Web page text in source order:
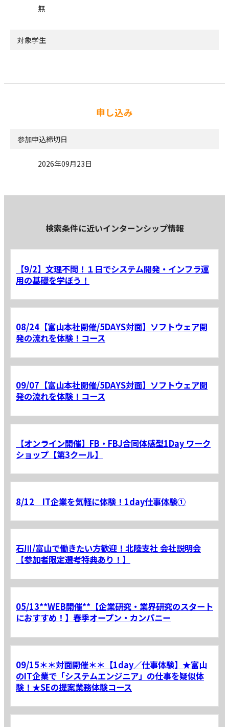
無
対象学生
申し込み
参加申込締切日
2026年09月23日
検索条件に近いインターンシップ情報
【9/2】文理不問！１日でシステム開発・インフラ運
用の基礎を学ぼう！
08/24【富山本社開催/5DAYS対面】ソフトウェア開
発の流れを体験！コース
09/07【富山本社開催/5DAYS対面】ソフトウェア開
発の流れを体験！コース
【オンライン開催】FB・FBJ合同体感型1Day ワーク
ショップ【第3クール】
8/12 IT企業を気軽に体験！1day仕事体験①
石川/富山で働きたい方歓迎！北陸支社 会社説明会
【参加者限定選考特典あり！】
05/13**WEB開催**【企業研究・業界研究のスタート
におすすめ！】春季オープン・カンパニー
09/15＊＊対面開催＊＊【1day／仕事体験】★富山
のIT企業で「システムエンジニア」の仕事を疑似体
験！★SEの提案業務体験コース